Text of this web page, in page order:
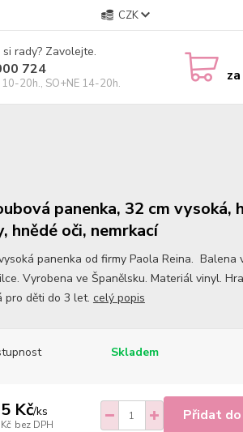
CZK
rady? Zavolejte.
724
10-20h., SO+NE 14-20h. za
panenka, 32 cm vysoká,
hnědé oči, nemrkací
panenka od firmy Paola Reina. Balena
Vyrobena ve Španělsku. Materiál vinyl.
pro děti do 3 let. celý popis
Skladem
Kč/ks
bez DPH
Přidat